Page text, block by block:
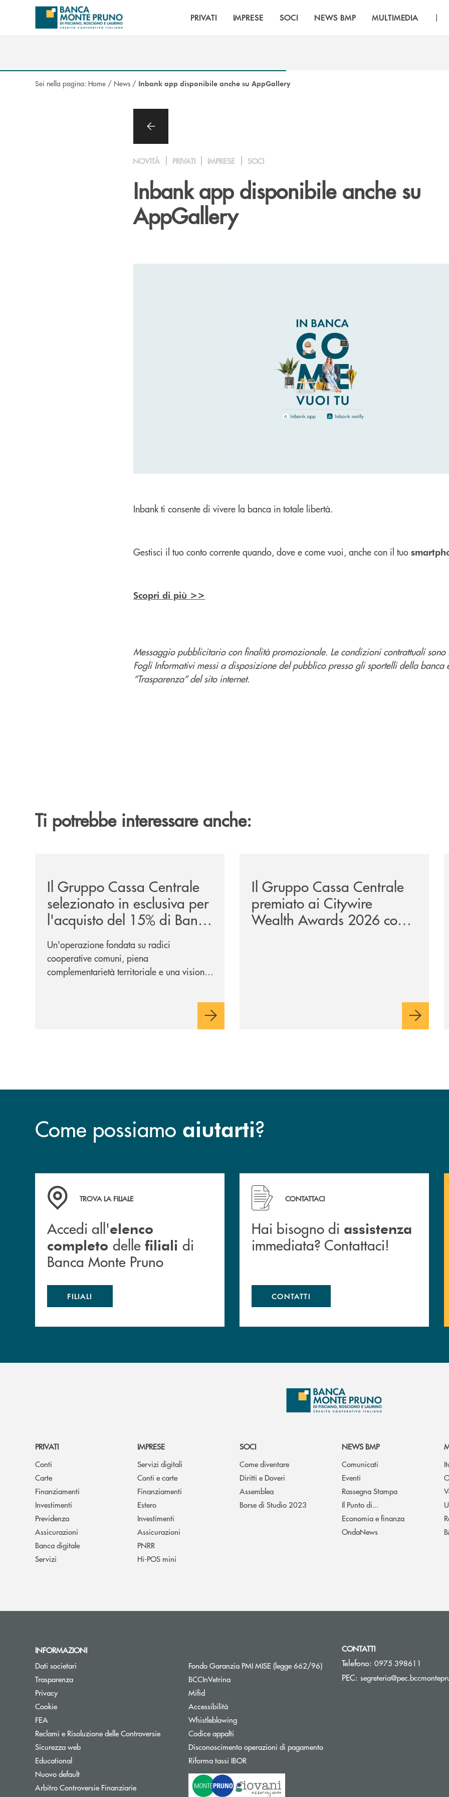
Salta al contenuto principale
PRIVATI IMPRESE SOCI NEWS BMP MULTIMEDIA |
Sei nella pagina: Home / News / Inbank app disponibile anche su AppGallery
NOVITÀ PRIVATI IMPRESE SOCI
Inbank app disponibile anche su
AppGallery
Inbank ti consente di vivere la banca in totale libertà.
Gestisci il tuo conto corrente quando, dove e come vuoi, anche con il tuo
Scopri di più >>
Messaggio pubblicitario con finalità promozionale. Le condizioni contrattuali sono
Fogli Informativi messi a disposizione del pubblico presso gli sportelli della banca
“Trasparenza” del sito internet.
Ti potrebbe interessare anche:
Il Gruppo Cassa Centrale
selezionato in esclusiva per
l'acquisto del 15% di Banca
Cambiano 1884
Un'operazione fondata su radici
cooperative comuni, piena
complementarietà territoriale e una visione
Il Gruppo Cassa Centrale
premiato ai Citywire
Wealth Awards 2026 come
Come possiamo aiutarti?
Accedi all' elenco completo&nbsp; delle&nbsp; filiali&nbsp; di Banca Monte Pruno
TROVA LA FILIALE
Accedi all'elenco
completo delle filiali di
Banca Monte Pruno
FILIALI
Hai bisogno di assistenza immediata? Contattaci!
CONTATTACI
Hai bisogno di assistenza
immediata? Contattaci!
CONTATTI
PRIVATI
Conti
Carte
Finanziamenti
Investimenti
Previdenza
Assicurazioni
Banca digitale
Servizi
IMPRESE
Servizi digitali
Conti e carte
Finanziamenti
Estero
Investimenti
Assicurazioni
PNRR
Hi-POS mini
SOCI
Come diventare
Diritti e Doveri
Assemblea
Borse di Studio 2023
NEWS BMP
Comunicati
Eventi
Rassegna Stampa
Il Punto di...
Economia e finanza
OndaNews
INFORMAZIONI
Dati societari
Trasparenza
Privacy
Cookie
FEA
Reclami e Risoluzione delle Controversie
Sicurezza web
Educational
Nuovo default
Arbitro Controversie FinanziarieApre una nuova finestra
Fondo Garanzia PMI MISE (legge 662/96)Apre una nuova finestra
BCCInVetrina
Mifid
Accessibilità
Whistleblowing
Codice appalti
Disconoscimento operazioni di pagamento
Riforma tassi IBORApre una nuova finestra
CONTATTI
Telefono: 0975 398611
PEC: